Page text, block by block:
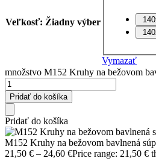
Veľkosť: Žiadny výber
Vymazať
množstvo M152 Kruhy na bežovom
Pridať do košíka
Pridať do košíka
M152 Kruhy na bežovom bavlnená
21,50 € – 24,60 €Price range: 21,50 €